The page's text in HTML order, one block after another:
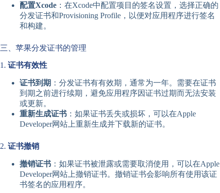
配置Xcode ：在Xcode中配置项目的签名设置，选择正确的
分发证书和Provisioning Profile，以便对应用程序进行签名
和构建。
三、苹果分发证书的管理
1. 证书有效性
证书到期 ：分发证书有有效期，通常为一年。需要在证书
到期之前进行续期，避免应用程序因证书过期而无法安装
或更新。
重新生成证书 ：如果证书丢失或损坏，可以在Apple
Developer网站上重新生成并下载新的证书。
2. 证书撤销
撤销证书 ：如果证书被泄露或需要取消使用，可以在Apple
Developer网站上撤销证书。撤销证书会影响所有使用该证
书签名的应用程序。